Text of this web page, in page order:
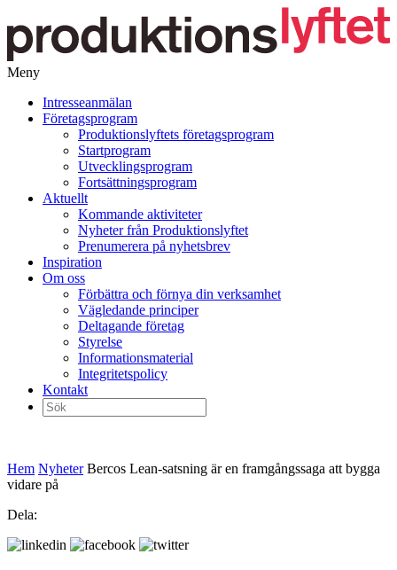
Meny
vidare
Intresseanmälan
Företagsprogram
Produktionslyftets företagsprogram
Startprogram
Utvecklingsprogram
Fortsättningsprogram
Aktuellt
Kommande aktiviteter
Nyheter från Produktionslyftet
Prenumerera på nyhetsbrev
Inspiration
Om oss
Förbättra och förnya din verksamhet
Vägledande principer
Deltagande företag
Styrelse
Informationsmaterial
Integritetspolicy
Kontakt
Sök
efter:
Hem Nyheter Bercos Lean-satsning är en framgångssaga att bygga
vidare på
Dela: